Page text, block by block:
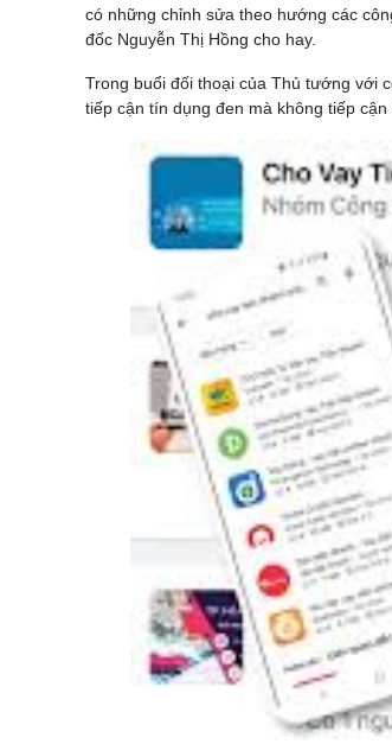
có những chỉnh sửa theo hướng các
đốc Nguyễn Thị Hồng cho hay.
Trong buổi đối thoại của Thủ tướng với
tiếp cận tín dụng đen mà không tiếp